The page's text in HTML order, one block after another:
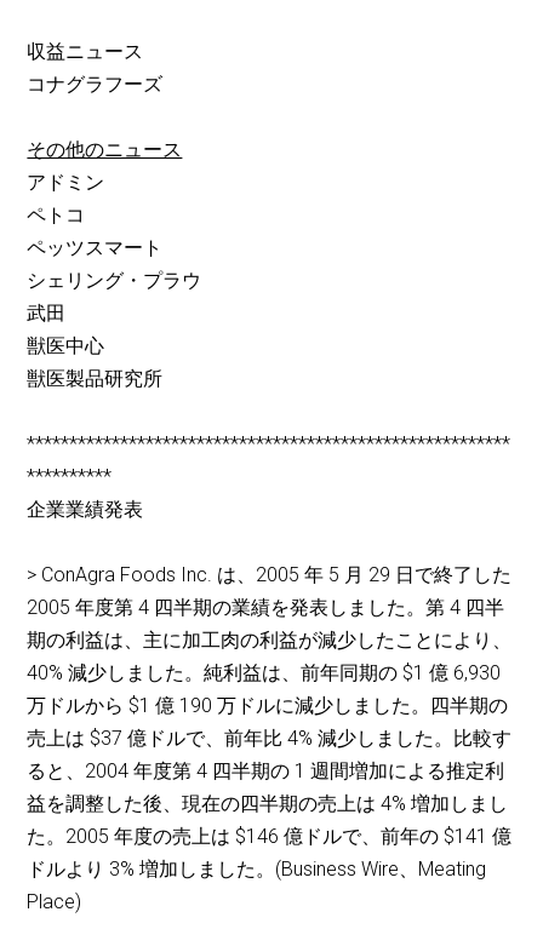
収益ニュース
コナグラフーズ
その他のニュース
アドミン
ペトコ
ペッツスマート
シェリング・プラウ
武田
獣医中心
獣医製品研究所
*********************************************************
**********
企業業績発表
> ConAgra Foods Inc. は、2005 年 5 月 29 日で終了した
2005 年度第 4 四半期の業績を発表しました。第 4 四半
期の利益は、主に加工肉の利益が減少したことにより、
40% 減少しました。純利益は、前年同期の $1 億 6,930
万ドルから $1 億 190 万ドルに減少しました。四半期の
売上は $37 億ドルで、前年比 4% 減少しました。比較す
ると、2004 年度第 4 四半期の 1 週間増加による推定利
益を調整した後、現在の四半期の売上は 4% 増加しまし
た。2005 年度の売上は $146 億ドルで、前年の $141 億
ドルより 3% 増加しました。(Business Wire、Meating
Place)